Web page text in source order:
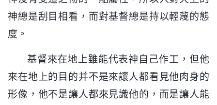
神總是刮目相看，而對基督總是持以輕蔑的態
度。
基督來在地上雖能代表神自己作工，但他
來在地上的目的并不是來讓人都看見他肉身的
形像，他不是讓人都來見識他的，而是讓人能